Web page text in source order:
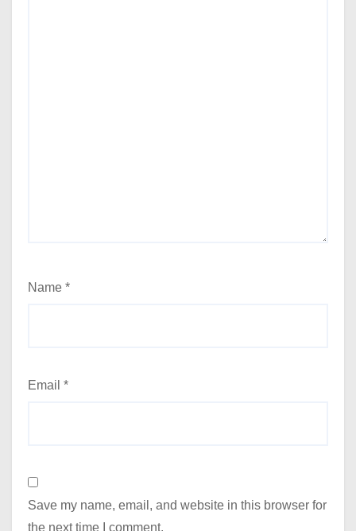
Name *
Email *
Save my name, email, and website in this browser for
the next time I comment.